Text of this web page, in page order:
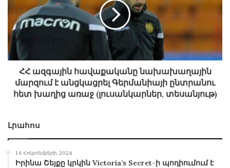
ՀՀ ազգային հավաքականը նախախաղային
մարզում է անցկացրել Գերմանիայի ընտրանու
հետ խաղից առաջ (լուսանկարներ, տեսանյութ)
Լրահոս
16 Հոկտեմբերի, 2024
Իրինա Շեյքը կրկին Victoria’s Secret-ի պոդիումում է